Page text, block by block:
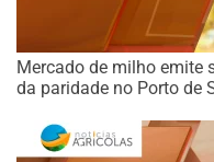
Mercado de milho emite
da paridade no Porto de